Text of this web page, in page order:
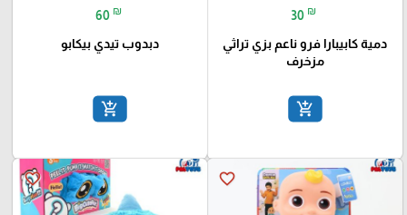
30 ₪
دمية كابيبارا فرو ناعم بزي تراثي
مزخرف
add_shopping_cart
60 ₪
دبدوب تيدي بيكابو
add_shopping_cart
favorite_border
favorite_border